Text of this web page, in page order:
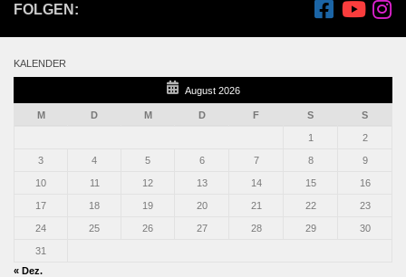
FOLGEN:
KALENDER
August 2026
M D M D F S S
1 2
3 4 5 6 7 8 9
10 11 12 13 14 15 16
17 18 19 20 21 22 23
24 25 26 27 28 29 30
31
« Dez.